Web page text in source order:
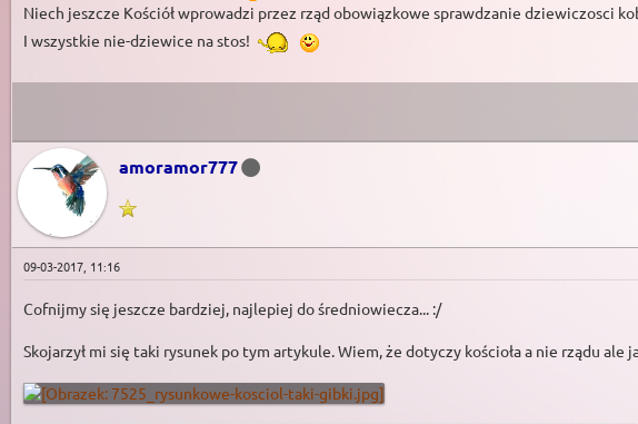
Niech jeszcze Kościół wprowadzi przez rząd obowiązkowe sprawdzanie dziewiczosci
I wszystkie nie-dziewice na stos!
amoramor777
09-03-2017, 11:16
Cofnijmy się jeszcze bardziej, najlepiej do średniowiecza... :/
Skojarzył mi się taki rysunek po tym artykule. Wiem, że dotyczy kościoła a nie rządu